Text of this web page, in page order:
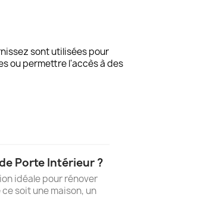
sont utilisées pour
ou permettre l'accès à des
Porte Intérieur ?
idéale pour rénover
soit une maison, un